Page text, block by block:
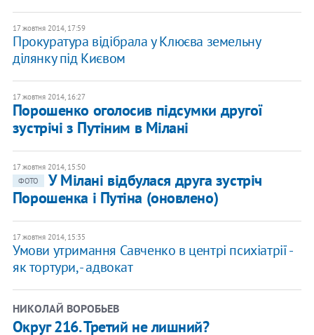
17 жовтня 2014, 17:59
Прокуратура відібрала у Клюєва земельну
ділянку під Києвом
17 жовтня 2014, 16:27
Порошенко оголосив підсумки другої
зустрічі з Путіним в Мілані
17 жовтня 2014, 15:50
ФОТО
У Мілані відбулася друга зустріч
Порошенка і Путіна (оновлено)
17 жовтня 2014, 15:35
Умови утримання Савченко в центрі психіатрії -
як тортури, - адвокат
НИКОЛАЙ ВОРОБЬЕВ
Округ 216. Третий не лишний?